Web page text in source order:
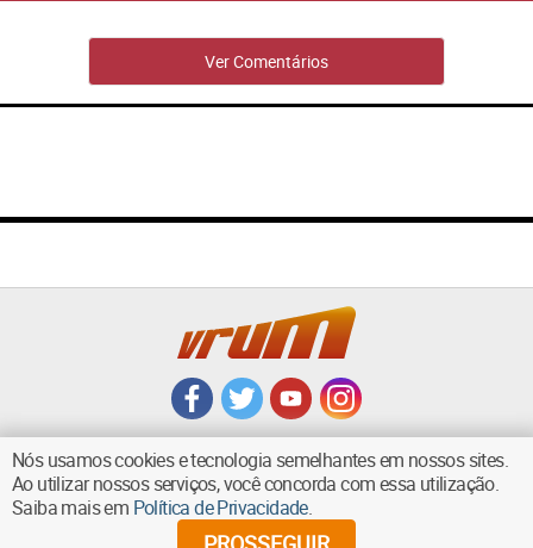
Ver Comentários
VOLTAR AO TOPO
Nós usamos cookies e tecnologia semelhantes em nossos sites.
Ao utilizar nossos serviços, você concorda com essa utilização.
Saiba mais em Política de Privacidade.